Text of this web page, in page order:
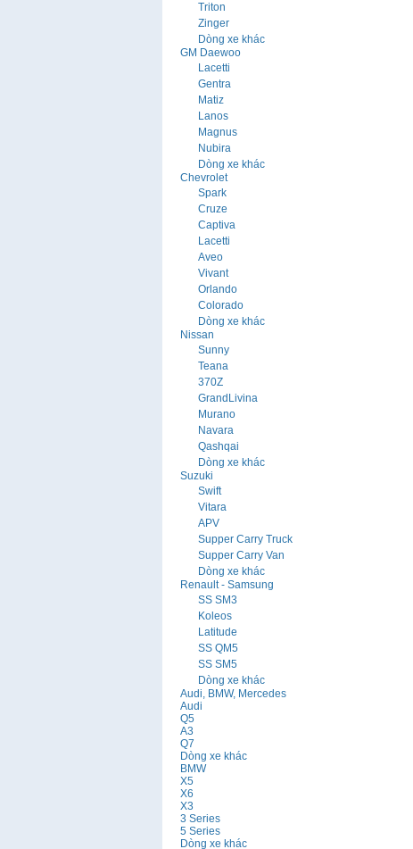
Triton
Zinger
Dòng xe khác
GM Daewoo
Lacetti
Gentra
Matiz
Lanos
Magnus
Nubira
Dòng xe khác
Chevrolet
Spark
Cruze
Captiva
Lacetti
Aveo
Vivant
Orlando
Colorado
Dòng xe khác
Nissan
Sunny
Teana
370Z
GrandLivina
Murano
Navara
Qashqai
Dòng xe khác
Suzuki
Swift
Vitara
APV
Supper Carry Truck
Supper Carry Van
Dòng xe khác
Renault - Samsung
SS SM3
Koleos
Latitude
SS QM5
SS SM5
Dòng xe khác
Audi, BMW, Mercedes
Audi
Q5
A3
Q7
Dòng xe khác
BMW
X5
X6
X3
3 Series
5 Series
Dòng xe khác